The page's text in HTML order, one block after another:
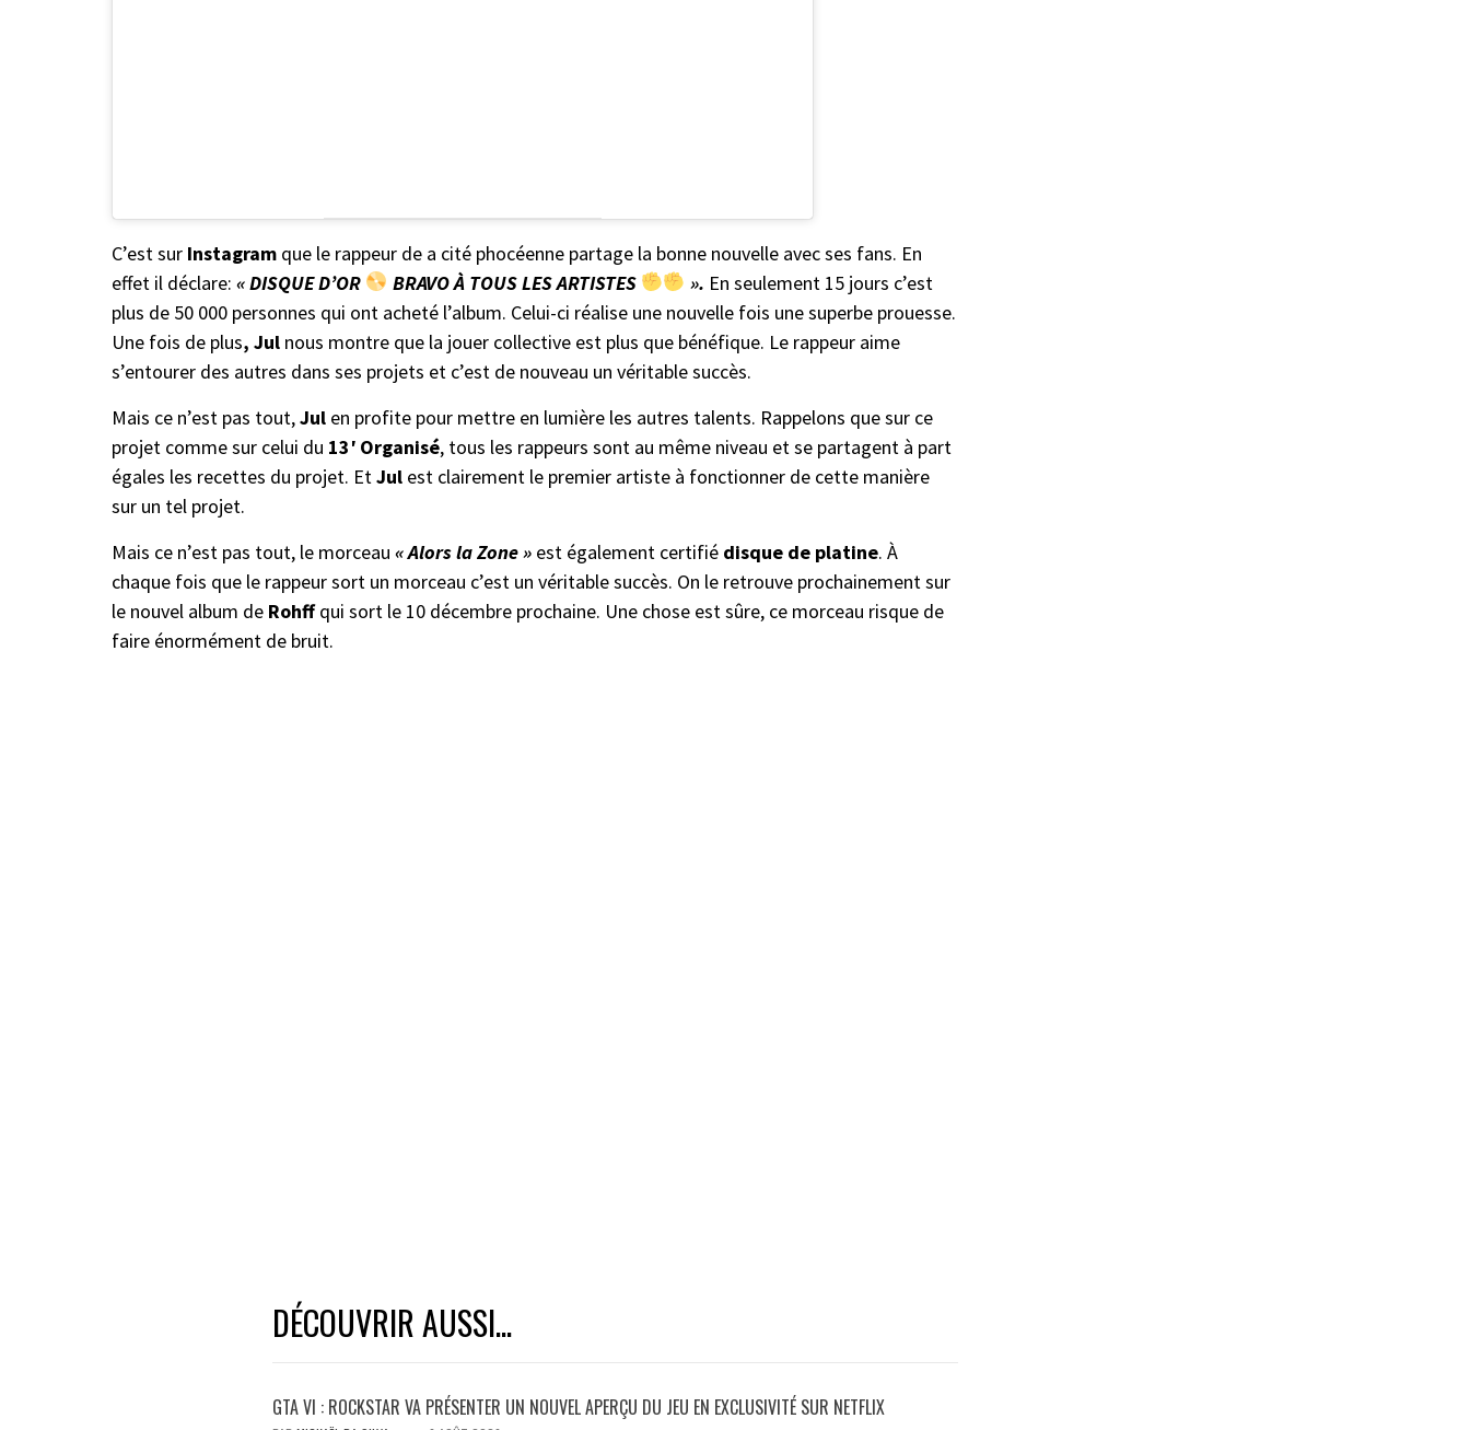
C’est sur Instagram que le rappeur de a cité phocéenne partage la bonne nouvelle avec ses fans. En
effet il déclare: « DISQUE D’OR BRAVO À TOUS LES ARTISTES ». En seulement 15 jours c’est
plus de 50 000 personnes qui ont acheté l’album. Celui-ci réalise une nouvelle fois une superbe prouesse.
Une fois de plus, Jul nous montre que la jouer collective est plus que bénéfique. Le rappeur aime
s’entourer des autres dans ses projets et c’est de nouveau un véritable succès.
Mais ce n’est pas tout,Jul en profite pour mettre en lumière les autres talents. Rappelons que sur ce
projet comme sur celui du 13′ Organisé, tous les rappeurs sont au même niveau et se partagent à part
égales les recettes du projet. Et Jul est clairement le premier artiste à fonctionner de cette manière
sur un tel projet.
Mais ce n’est pas tout, le morceau « Alors la Zone » est également certifié disque de platine. À
chaque fois que le rappeur sort un morceau c’est un véritable succès. On le retrouve prochainement sur
le nouvel album de Rohffqui sort le 10 décembre prochaine. Une chose est sûre, ce morceau risque de
faire énormément de bruit.
DÉCOUVRIR AUSSI...
GTA VI : ROCKSTAR VA PRÉSENTER UN NOUVEL APERÇU DU JEU EN EXCLUSIVITÉ SUR NETFLIX